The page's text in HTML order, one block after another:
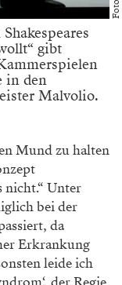
gibt
in den
Malvolio.
Mund zu halten
nicht.“ Unter
bei der
da
Erkrankung
leide ich